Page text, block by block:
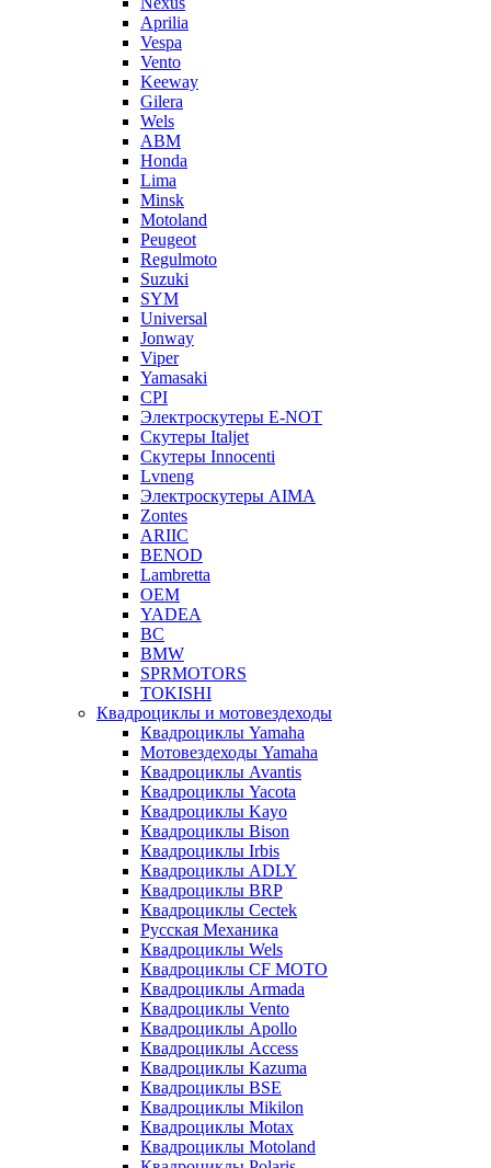
Aprilia
Vespa
Vento
Keeway
Gilera
Wels
ABM
Honda
Lima
Minsk
Motoland
Peugeot
Regulmoto
Suzuki
SYM
Universal
Jonway
Viper
Yamasaki
CPI
Электроскутеры E-NOT
Скутеры Italjet
Скутеры Innocenti
Lvneng
Электроскутеры AIMA
Zontes
ARIIC
BENOD
Lambretta
OEM
YADEA
BC
BMW
SPRMOTORS
TOKISHI
Квадроциклы и мотовездеходы
Квадроциклы Yamaha
Мотовездеходы Yamaha
Квадроциклы Avantis
Квадроциклы Yacota
Квадроциклы Kayo
Квадроциклы Bison
Квадроциклы Irbis
Квадроциклы ADLY
Квадроциклы BRP
Квадроциклы Cectek
Русская Механика
Квадроциклы Wels
Квадроциклы CF MOTO
Квадроциклы Armada
Квадроциклы Vento
Квадроциклы Apollo
Квадроциклы Access
Квадроциклы Kazuma
Квадроциклы BSE
Квадроциклы Mikilon
Квадроциклы Motax
Квадроциклы Motoland